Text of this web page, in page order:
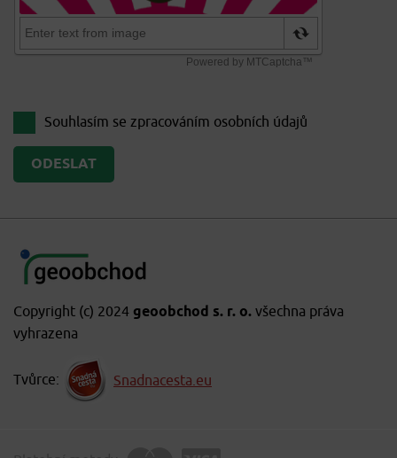
Souhlasím se zpracováním osobních údajů
Copyright (c) 2024 geoobchod s. r. o. všechna práva
vyhrazena
Tvůrce: Snadnacesta.eu